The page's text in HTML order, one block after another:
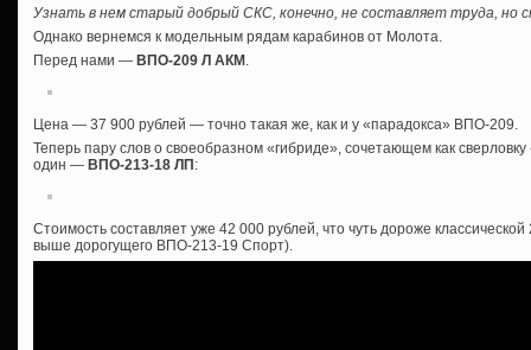
Узнать в нем старый добрый СКС, конечно, не составляет труда, но
Однако вернемся к модельным рядам карабинов от Молота.
Перед нами — ВПО-209 Л АКМ .
Цена — 37 900 рублей — точно такая же, как и у «парадокса» ВПО-209.
Теперь пару слов о своеобразном «гибриде», сочетающем как
один — ВПО-213-18 ЛП :
Стоимость составляет уже 42 000 рублей, что чуть дороже
выше дорогущего ВПО-213-19 Спорт).